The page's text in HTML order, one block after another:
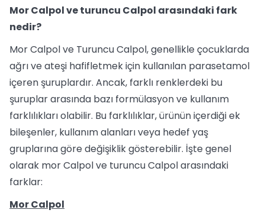
Mor Calpol ve turuncu Calpol arasındaki fark
nedir?
Mor Calpol ve Turuncu Calpol, genellikle çocuklarda
ağrı ve ateşi hafifletmek için kullanılan parasetamol
içeren şuruplardır. Ancak, farklı renklerdeki bu
şuruplar arasında bazı formülasyon ve kullanım
farklılıkları olabilir. Bu farklılıklar, ürünün içerdiği ek
bileşenler, kullanım alanları veya hedef yaş
gruplarına göre değişiklik gösterebilir. İşte genel
olarak mor Calpol ve turuncu Calpol arasındaki
farklar:
Mor Calpol